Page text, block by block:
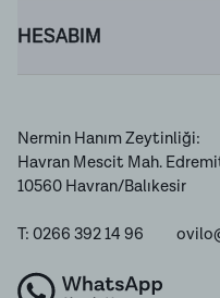
HESABIM
Nermin Hanım Zeytinliği:
Havran Mescit Mah.
10560 Havran/Balıkesir
T: 0266 392 14 96